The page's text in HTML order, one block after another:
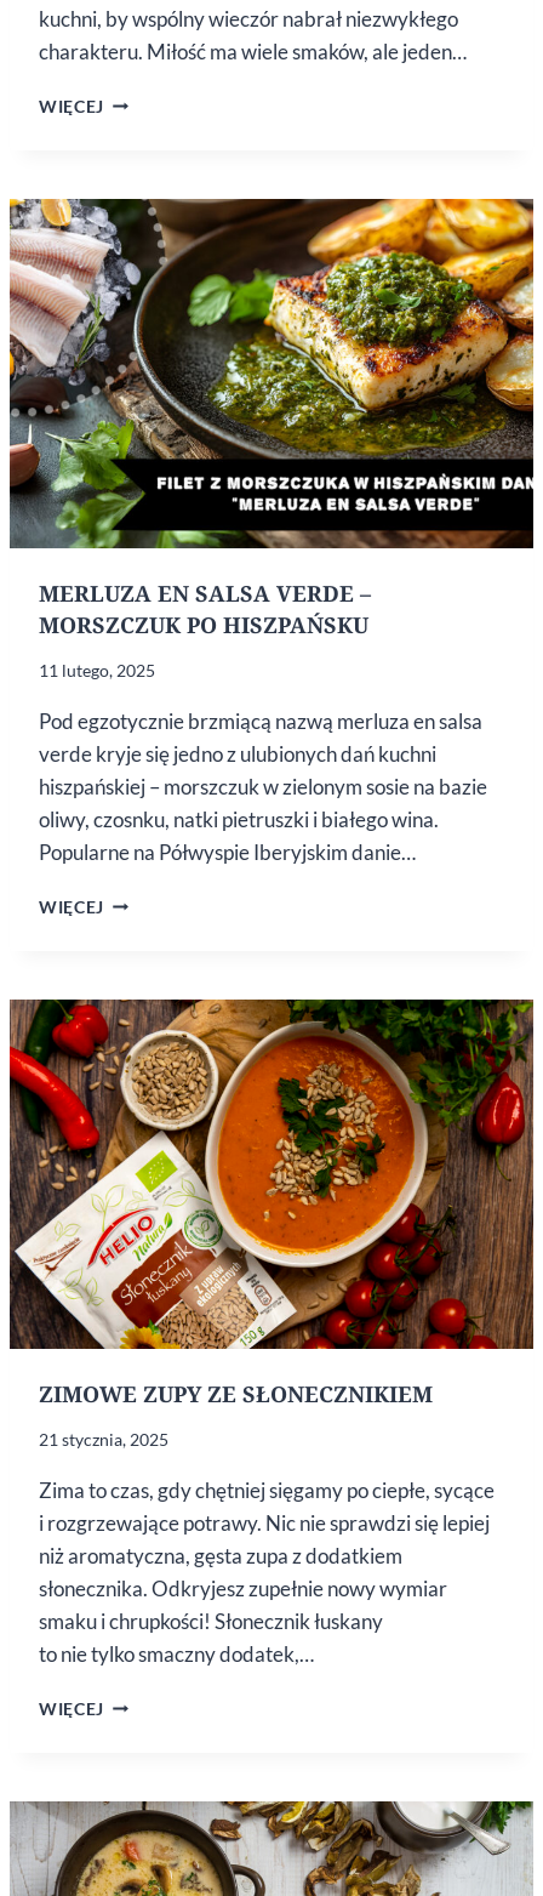
kuchni, by wspólny wieczór nabrał niezwykłego
charakteru. Miłość ma wiele smaków, ale jeden…
WIĘCEJ KOLACJA
MERLUZA EN SALSA VERDE –
MORSZCZUK PO HISZPAŃSKU
11 lutego, 2025
Pod egzotycznie brzmiącą nazwą merluza en salsa
verde kryje się jedno z ulubionych dań kuchni
hiszpańskiej – morszczuk w zielonym sosie na bazie
oliwy, czosnku, natki pietruszki i białego wina.
Popularne na Półwyspie Iberyjskim danie…
WIĘCEJ MERLUZA
MORSZCZUK
PO HISZPAŃSKU
ZIMOWE ZUPY ZE SŁONECZNIKIEM
21 stycznia, 2025
Zima to czas, gdy chętniej sięgamy po ciepłe, sycące
i rozgrzewające potrawy. Nic nie sprawdzi się lepiej
niż aromatyczna, gęsta zupa z dodatkiem
słonecznika. Odkryjesz zupełnie nowy wymiar
smaku i chrupkości! Słonecznik łuskany
to nie tylko smaczny dodatek,…
WIĘCEJ ZIMOWE